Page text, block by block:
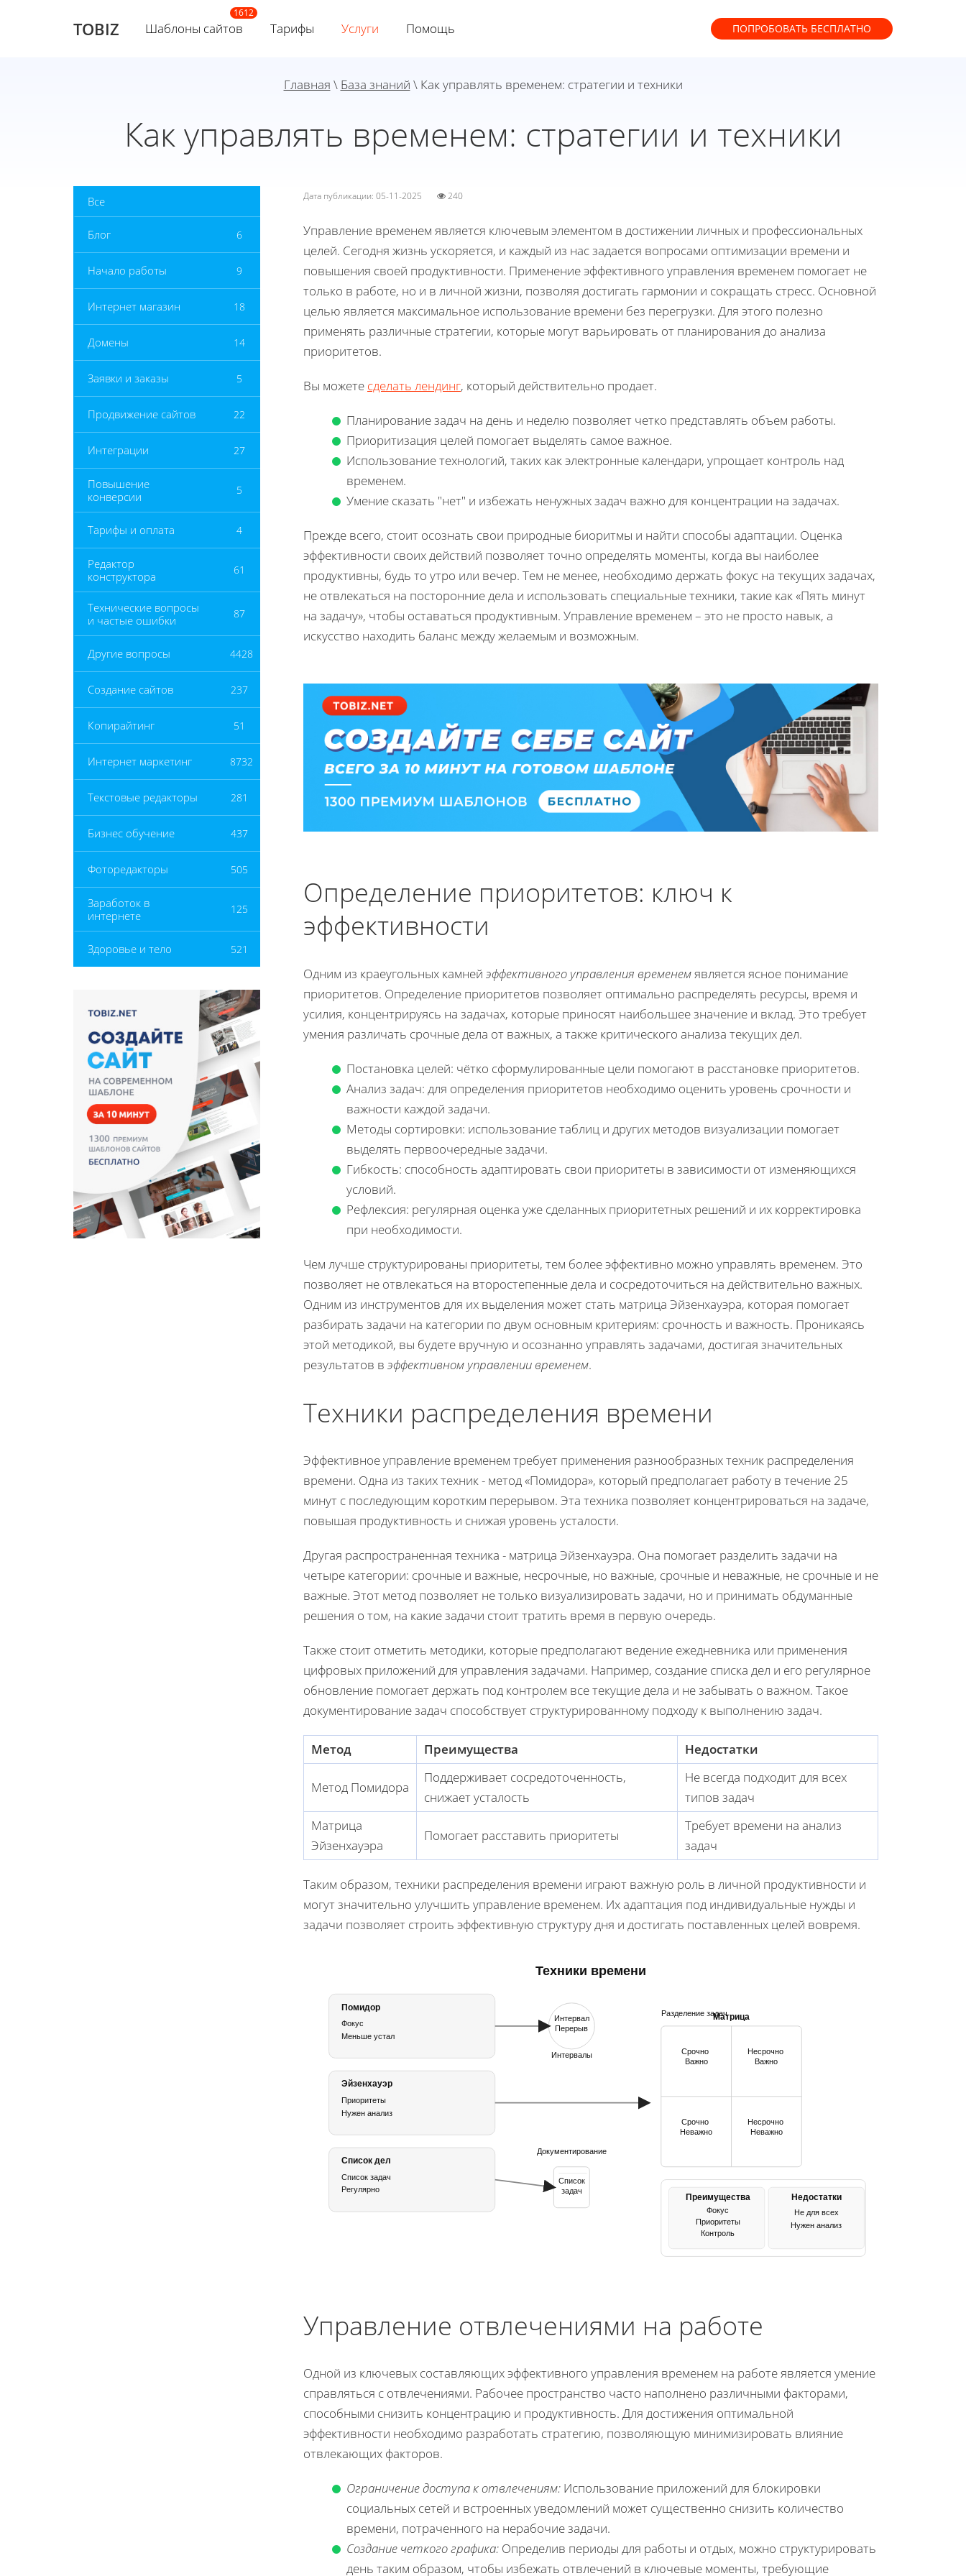
TOBIZ Шаблоны сайтов Тарифы Услуги Помощь ПОПРОБОВАТЬ БЕСПЛАТНО
Главная \ База знаний \ Как управлять временем: стратегии и техники
Как управлять временем: стратегии и техники
Все
Блог 6
Начало работы 9
Интернет магазин 18
Домены 14
Заявки и заказы 5
Продвижение сайтов 22
Интеграции 27
Повышение
конверсии
5
Тарифы и оплата 4
Редактор
конструктора
61
Технические вопросы
и частые ошибки
87
Другие вопросы 4428
Создание сайтов 237
Копирайтинг 51
Интернет маркетинг 8732
Текстовые редакторы 281
Бизнес обучение 437
Фоторедакторы 505
Заработок в
интернете
125
Здоровье и тело 521
Дата публикации: 05-11-2025 240
Управление временем является ключевым элементом в достижении личных и профессиональных
целей. Сегодня жизнь ускоряется, и каждый из нас задается вопросами оптимизации времени и
повышения своей продуктивности. Применение эффективного управления временем помогает не
только в работе, но и в личной жизни, позволяя достигать гармонии и сокращать стресс. Основной
целью является максимальное использование времени без перегрузки. Для этого полезно
применять различные стратегии, которые могут варьировать от планирования до анализа
приоритетов.
Вы можете сделать лендинг, который действительно продает.
Планирование задач на день и неделю позволяет четко представлять объем работы.
Приоритизация целей помогает выделять самое важное.
Использование технологий, таких как электронные календари, упрощает контроль над
временем.
Умение сказать "нет" и избежать ненужных задач важно для концентрации на задачах.
Прежде всего, стоит осознать свои природные биоритмы и найти способы адаптации. Оценка
эффективности своих действий позволяет точно определять моменты, когда вы наиболее
продуктивны, будь то утро или вечер. Тем не менее, необходимо держать фокус на текущих задачах,
не отвлекаться на посторонние дела и использовать специальные техники, такие как «Пять минут
на задачу», чтобы оставаться продуктивным. Управление временем – это не просто навык, а
искусство находить баланс между желаемым и возможным.
Определение приоритетов: ключ к
эффективности
Одним из краеугольных камней эффективного управления временемявляется ясное понимание
приоритетов. Определение приоритетов позволяет оптимально распределять ресурсы, время и
усилия, концентрируясь на задачах, которые приносят наибольшее значение и вклад. Это требует
умения различать срочные дела от важных, а также критического анализа текущих дел.
Постановка целей: чётко сформулированные цели помогают в расстановке приоритетов.
Анализ задач: для определения приоритетов необходимо оценить уровень срочности и
важности каждой задачи.
Методы сортировки: использование таблиц и других методов визуализации помогает
выделять первоочередные задачи.
Гибкость: способность адаптировать свои приоритеты в зависимости от изменяющихся
условий.
Рефлексия: регулярная оценка уже сделанных приоритетных решений и их корректировка
при необходимости.
Чем лучше структурированы приоритеты, тем более эффективно можно управлять временем. Это
позволяет не отвлекаться на второстепенные дела и сосредоточиться на действительно важных.
Одним из инструментов для их выделения может стать матрица Эйзенхауэра, которая помогает
разбирать задачи на категории по двум основным критериям: срочность и важность. Проникаясь
этой методикой, вы будете вручную и осознанно управлять задачами, достигая значительных
результатов в эффективном управлении временем.
Техники распределения времени
Эффективное управление временем требует применения разнообразных техник распределения
времени. Одна из таких техник - метод «Помидора», который предполагает работу в течение 25
минут с последующим коротким перерывом. Эта техника позволяет концентрироваться на задаче,
повышая продуктивность и снижая уровень усталости.
Другая распространенная техника - матрица Эйзенхауэра. Она помогает разделить задачи на
четыре категории: срочные и важные, несрочные, но важные, срочные и неважные, не срочные и не
важные. Этот метод позволяет не только визуализировать задачи, но и принимать обдуманные
решения о том, на какие задачи стоит тратить время в первую очередь.
Также стоит отметить методики, которые предполагают ведение ежедневника или применения
цифровых приложений для управления задачами. Например, создание списка дел и его регулярное
обновление помогает держать под контролем все текущие дела и не забывать о важном. Такое
документирование задач способствует структурированному подходу к выполнению задач.
Метод Преимущества Недостатки
Метод Помидора
Поддерживает сосредоточенность,
снижает усталость
Не всегда подходит для всех
типов задач
Матрица
Эйзенхауэра
Помогает расставить приоритеты
Требует времени на анализ
задач
Таким образом, техники распределения времени играют важную роль в личной продуктивности и
могут значительно улучшить управление временем. Их адаптация под индивидуальные нужды и
задачи позволяет строить эффективную структуру дня и достигать поставленных целей вовремя.
Техники времени
Помидор
Фокус
Меньше устал
Эйзенхауэр
Приоритеты
Нужен анализ
Список дел
Список задач
Регулярно
Интервал
Перерыв
Список
задач
Срочно
Важно
Несрочно
Важно
Срочно
Неважно
Несрочно
Неважно
Матрица
Преимущества
Фокус
Приоритеты
Контроль
Недостатки
Не для всех
Нужен анализ
Интервалы
Разделение задач
Документирование
Управление отвлечениями на работе
Одной из ключевых составляющих эффективного управления временем на работе является умение
справляться с отвлечениями. Рабочее пространство часто наполнено различными факторами,
способными снизить концентрацию и продуктивность. Для достижения оптимальной
эффективности необходимо разработать стратегию, позволяющую минимизировать влияние
отвлекающих факторов.
Ограничение доступа к отвлечениям: Использование приложений для блокировки
социальных сетей и встроенных уведомлений может существенно снизить количество
времени, потраченного на нерабочие задачи.
Создание четкого графика: Определив периоды для работы и отдых, можно структурировать
день таким образом, чтобы избежать отвлечений в ключевые моменты, требующие